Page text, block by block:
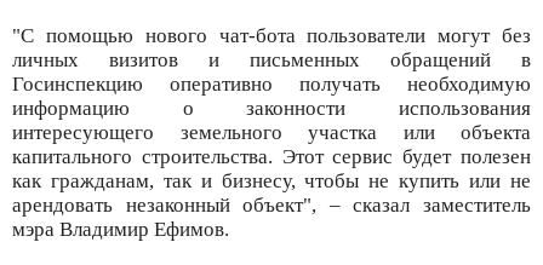
"С помощью нового чат-бота пользователи могут без
личных визитов и письменных обращений в
Госинспекцию оперативно получать необходимую
информацию о законности использования
интересующего земельного участка или объекта
капитального строительства. Этот сервис будет полезен
как гражданам, так и бизнесу, чтобы не купить или не
арендовать незаконный объект", – сказал заместитель
мэра Владимир Ефимов.